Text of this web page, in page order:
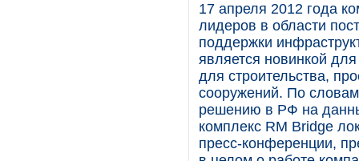
17 апреля 2012 года
лидеров в области
поддержки
является новинкой
для строительства,
сооружений. По
решению в РФ на
комплекс RM Bridge
пресс-конференции,